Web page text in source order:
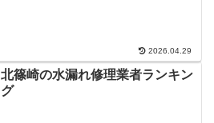
2026.04.29
北篠崎の水漏れ修理業者ランキン
グ